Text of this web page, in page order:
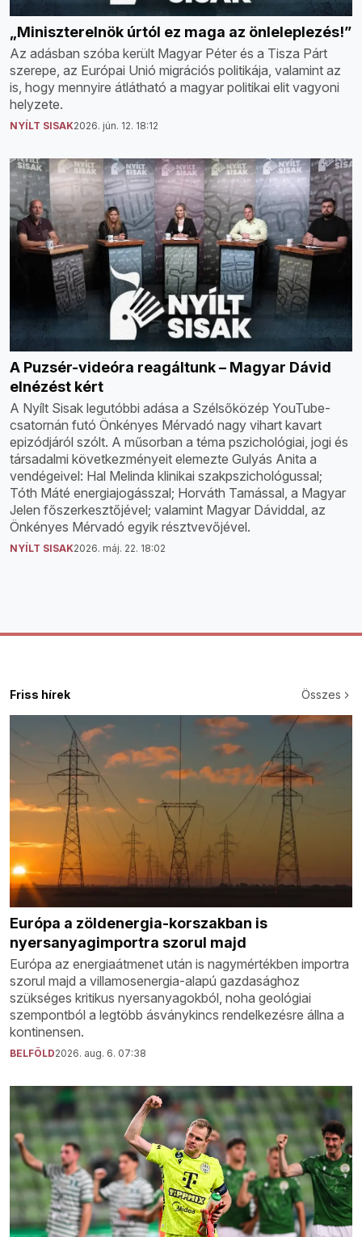
„Miniszterelnök úrtól ez maga az önleleplezés!”
Az adásban szóba került Magyar Péter és a Tisza Párt
szerepe, az Európai Unió migrációs politikája, valamint az
is, hogy mennyire átlátható a magyar politikai elit vagyoni
helyzete.
NYÍLT SISAK2026. jún. 12. 18:12
A Puzsér-videóra reagáltunk – Magyar Dávid
elnézést kért
A Nyílt Sisak legutóbbi adása a Szélsőközép YouTube-
csatornán futó Önkényes Mérvadó nagy vihart kavart
epizódjáról szólt. A műsorban a téma pszichológiai, jogi és
társadalmi következményeit elemezte Gulyás Anita a
vendégeivel: Hal Melinda klinikai szakpszichológussal;
Tóth Máté energiajogásszal; Horváth Tamással, a Magyar
Jelen főszerkesztőjével; valamint Magyar Dáviddal, az
Önkényes Mérvadó egyik résztvevőjével.
NYÍLT SISAK2026. máj. 22. 18:02
Friss hírek Összes
Európa a zöldenergia-korszakban is
nyersanyagimportra szorul majd
Európa az energiaátmenet után is nagymértékben importra
szorul majd a villamosenergia-alapú gazdasághoz
szükséges kritikus nyersanyagokból, noha geológiai
szempontból a legtöbb ásványkincs rendelkezésre állna a
kontinensen.
BELFÖLD2026. aug. 6. 07:38